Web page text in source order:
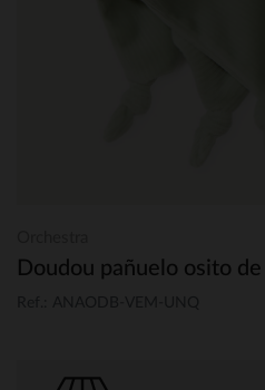
Doudou pañuelo osito